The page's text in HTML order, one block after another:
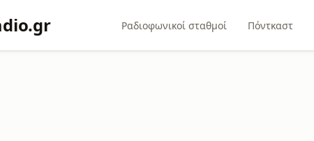
Ραδιοφωνικοί σταθμοί Πόντκαστ